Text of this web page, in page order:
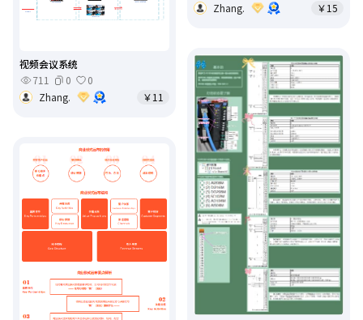
Zhang.
￥15
视频会议系统
711
0
0
Zhang.
￥11